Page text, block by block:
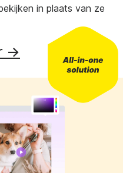
in plaats van ze
→